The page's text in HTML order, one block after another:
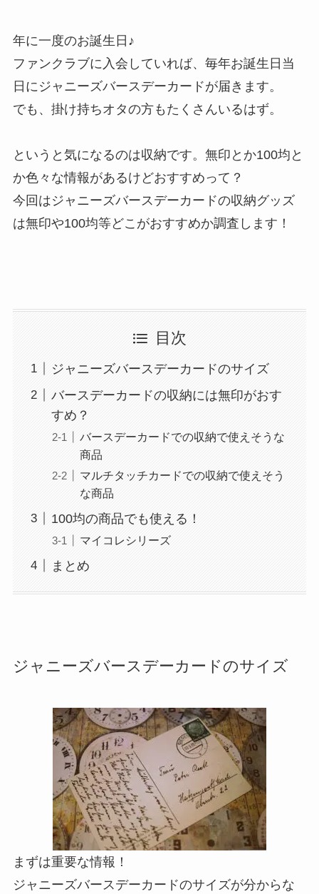
年に一度のお誕生日♪
ファンクラブに入会していれば、毎年お誕生日当
日にジャニーズバースデーカードが届きます。
でも、掛け持ちオタの方もたくさんいるはず。
というと気になるのは収納です。無印とか100均と
か色々な情報があるけどおすすめって？
今回はジャニーズバースデーカードの収納グッズ
は無印や100均等どこがおすすめか調査します！
目次
ジャニーズバースデーカードのサイズ
バースデーカードの収納には無印がおす
すめ？
バースデーカードでの収納で使えそうな
商品
マルチタッチカードでの収納で使えそう
な商品
100均の商品でも使える！
マイコレシリーズ
まとめ
ジャニーズバースデーカードのサイズ
まずは重要な情報！
ジャニーズバースデーカードのサイズが分からな